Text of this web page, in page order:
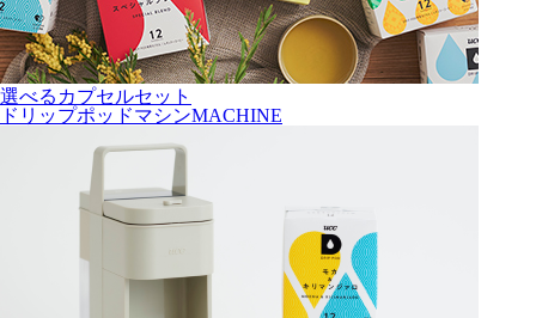
選べるカプセルセット
ドリップポッドマシンMACHINE